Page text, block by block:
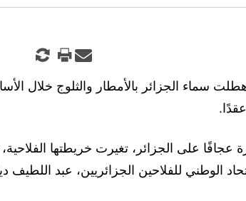
سماء الجزائر بالأمطار والثلوج خلال
عجافًا على الجزائر، تغيرت خريطتها
الوطني للفلاحين الجزائريين، عبد اللطيف